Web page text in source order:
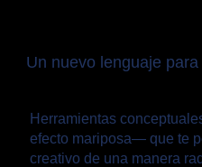
Un nuevo lenguaje
Herramientas
efecto mariposa— que te
creativo de una manera